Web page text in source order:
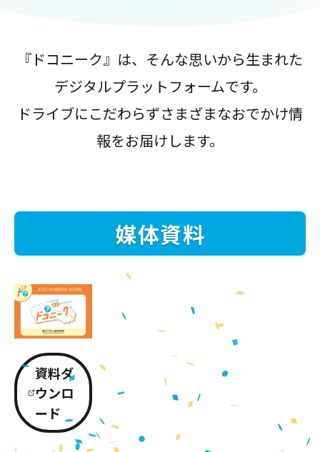
『ドコニーク』は、そんな思いから生まれた
デジタルプラットフォームです。
ドライブにこだわらずさまざまなおでかけ情
報をお届けします。
媒体資料
資料ダ
ウンロ
ード